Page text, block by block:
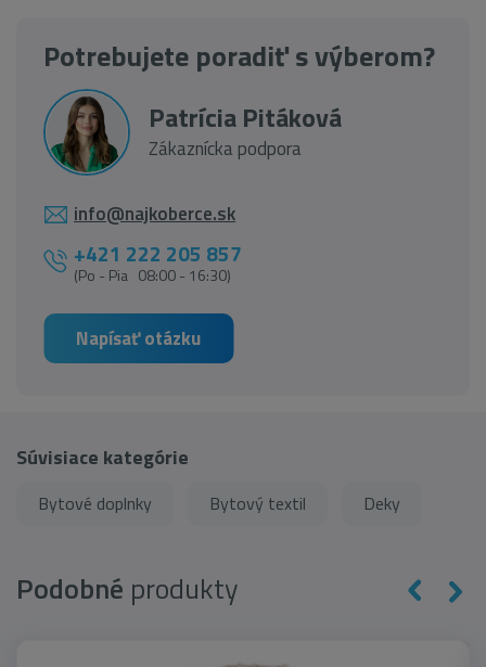
Potrebujete poradiť s výberom?
Patrícia Pitáková
Zákaznícka podpora
info@najkoberce.sk
+421 222 205 857
(Po - Pia 08:00 - 16:30)
Napísať otázku
Súvisiace kategórie
Bytové doplnky Bytový textil Deky
Podobné produkty